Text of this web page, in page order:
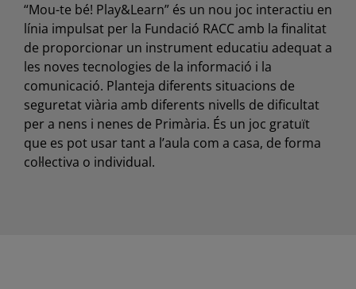
“Mou-te bé! Play&Learn” és un nou joc interactiu en
línia impulsat per la Fundació RACC amb la finalitat
de proporcionar un instrument educatiu adequat a
les noves tecnologies de la informació i la
comunicació. Planteja diferents situacions de
seguretat viària amb diferents nivells de dificultat
per a nens i nenes de Primària. És un joc gratuït
que es pot usar tant a l’aula com a casa, de forma
col·lectiva o individual.